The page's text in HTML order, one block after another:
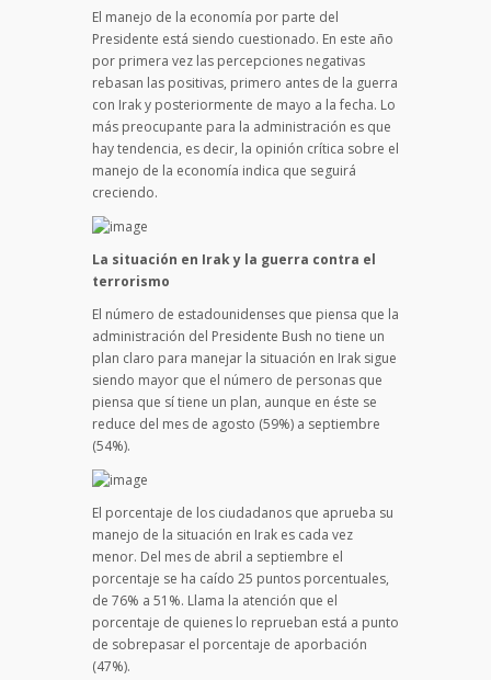
El manejo de la economía por parte del
Presidente está siendo cuestionado. En este año
por primera vez las percepciones negativas
rebasan las positivas, primero antes de la guerra
con Irak y posteriormente de mayo a la fecha. Lo
más preocupante para la administración es que
hay tendencia, es decir, la opinión crítica sobre el
manejo de la economía indica que seguirá
creciendo.
La situación en Irak y la guerra contra el
terrorismo
El número de estadounidenses que piensa que la
administración del Presidente Bush no tiene un
plan claro para manejar la situación en Irak sigue
siendo mayor que el número de personas que
piensa que sí tiene un plan, aunque en éste se
reduce del mes de agosto (59%) a septiembre
(54%).
El porcentaje de los ciudadanos que aprueba su
manejo de la situación en Irak es cada vez
menor. Del mes de abril a septiembre el
porcentaje se ha caído 25 puntos porcentuales,
de 76% a 51%. Llama la atención que el
porcentaje de quienes lo reprueban está a punto
de sobrepasar el porcentaje de aporbación
(47%).